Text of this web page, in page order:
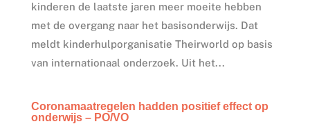
kinderen de laatste jaren meer moeite hebben
met de overgang naar het basisonderwijs. Dat
meldt kinderhulporganisatie Theirworld op basis
van internationaal onderzoek. Uit het...
Coronamaatregelen hadden positief effect op
onderwijs – PO/VO